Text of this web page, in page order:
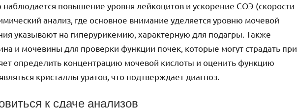
наблюдается повышение уровня лейкоцитов и ускорение СОЭ (скорости
анализ, где основное внимание уделяется уровню мочевой
указывают на гиперурикемию, характерную для подагры. Также
и мочевины для проверки функции почек, которые могут страдать при
определить концентрацию мочевой кислоты и оценить функцию
кристаллы уратов, что подтверждает диагноз.
к сдаче анализов